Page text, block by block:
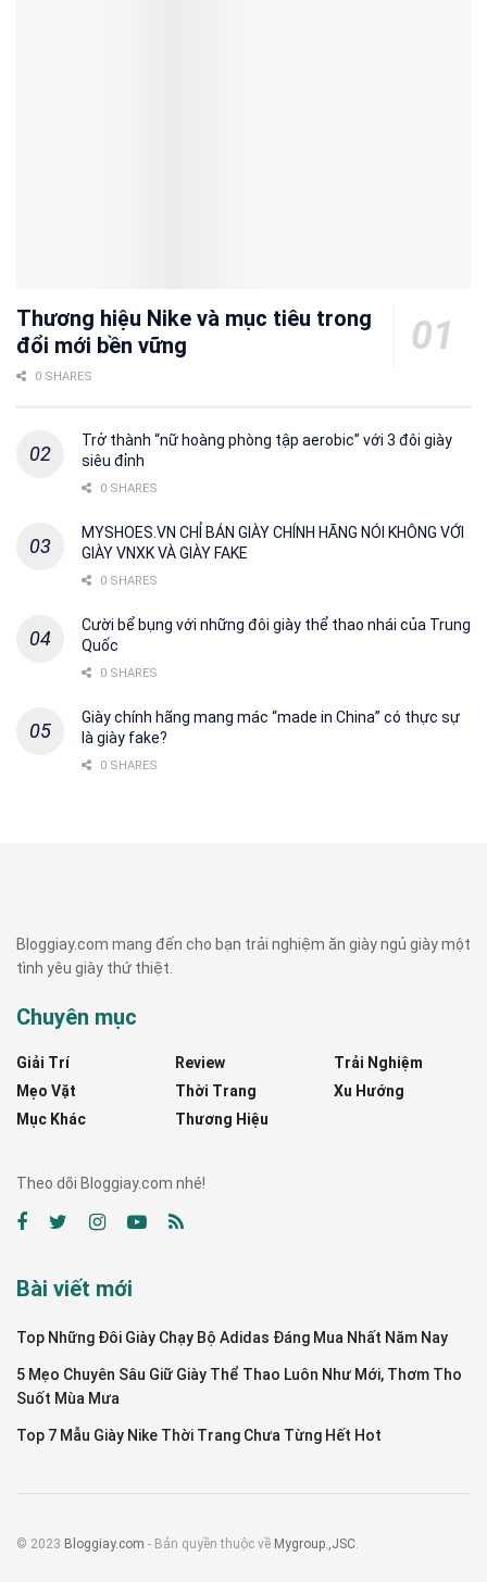
Thương hiệu Nike và mục tiêu trong
đổi mới bền vững
0 SHARES
Trở thành “nữ hoàng phòng tập aerobic” với 3 đôi giày
siêu đỉnh
0 SHARES
MYSHOES.VN CHỈ BÁN GIÀY CHÍNH HÃNG NÓI KHÔNG VỚI
GIÀY VNXK VÀ GIÀY FAKE
0 SHARES
Cười bể bụng với những đôi giày thể thao nhái của Trung
Quốc
0 SHARES
Giày chính hãng mang mác “made in China” có thực sự
là giày fake?
0 SHARES
Bloggiay.com mang đến cho bạn trải nghiệm ăn giày ngủ giày một
tình yêu giày thứ thiệt.
Chuyên mục
Giải Trí
Mẹo Vặt
Mục Khác
Review
Thời Trang
Thương Hiệu
Trải Nghiệm
Xu Hướng
Theo dõi Bloggiay.com nhé!
Bài viết mới
Top Những Đôi Giày Chạy Bộ Adidas Đáng Mua Nhất Năm Nay
5 Mẹo Chuyên Sâu Giữ Giày Thể Thao Luôn Như Mới, Thơm Tho
Suốt Mùa Mưa
Top 7 Mẫu Giày Nike Thời Trang Chưa Từng Hết Hot
© 2023 Bloggiay.com - Bản quyền thuộc về Mygroup.,JSC